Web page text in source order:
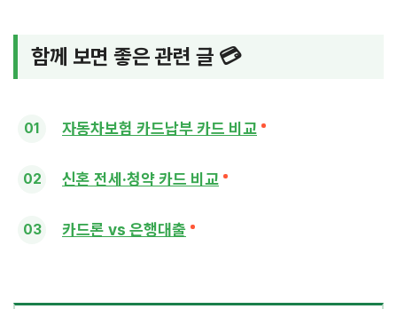
함께 보면 좋은 관련 글 💳
자동차보험 카드납부 카드 비교
신혼 전세·청약 카드 비교
카드론 vs 은행대출